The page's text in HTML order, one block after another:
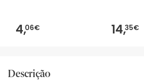
4,06€ 14,35€
Descrição